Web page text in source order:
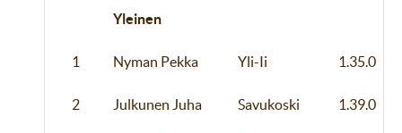
Yleinen
1 Nyman Pekka Yli-Ii 1.35.0
2 Julkunen Juha Savukoski 1.39.0